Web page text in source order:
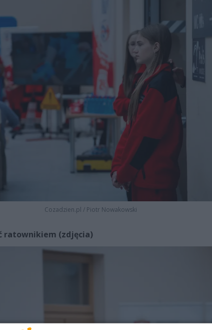
Cozadzien.pl / Piotr Nowakowski
ratownikiem (zdjęcia)